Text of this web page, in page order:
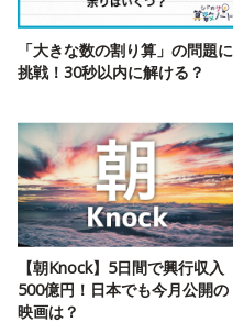
「大きな数の割り算」の問題に
挑戦！30秒以内に解ける？
【朝Knock】5日間で興行収入
500億円！日本でも今月公開の
映画は？